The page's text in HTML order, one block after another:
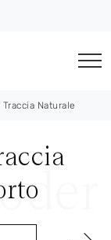
Traccia Naturale